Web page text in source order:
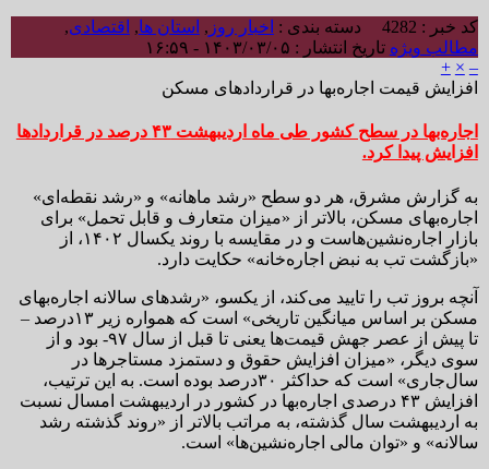
کد خبر : 4282 دسته بندی : اخبار روز , استان ها, اقتصادی,
مطالب ویژه تاریخ انتشار : ۱۴۰۳/۰۳/۰۵ - ۱۶:۵۹
–
×
+
افزایش قیمت اجاره‌بها در قراردادهای مسکن
اجاره‌بها در سطح کشور طی ماه اردیبهشت ۴۳ درصد در قراردادها
افزایش پیدا کرد.
به گزارش مشرق،‌ هر دو سطح «رشد ماهانه» و «رشد نقطه‌ای»
اجاره‌بهای مسکن، بالاتر از «میزان متعارف و قابل تحمل» برای
بازار اجاره‌نشین‌هاست و در مقایسه با روند یکسال ۱۴۰۲، از
«بازگشت تب به نبض اجاره‌خانه» حکایت دارد.
آنچه بروز تب را تایید می‌کند، از یکسو، «رشدهای سالانه اجاره‌بهای
مسکن بر اساس میانگین تاریخی» است که همواره زیر ۱۳‌درصد –
تا پیش‌ از عصر جهش قیمت‌ها یعنی تا قبل از سال ۹۷- بود و از
سوی دیگر، «میزان افزایش حقوق و دستمزد مستاجرها در
سال‌جاری» است که حداکثر ۳۰‌درصد بوده است. به این ترتیب،
افزایش ۴۳ درصدی اجاره‌بها در کشور در اردیبهشت امسال نسبت
به اردیبهشت سال گذشته، به مراتب بالاتر از «روند گذشته رشد
سالانه» و «توان مالی اجاره‌نشین‌ها» است.